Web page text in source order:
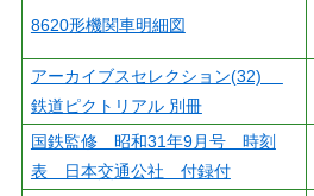
8620形機関車明細図
アーカイブスセレクション(32)
鉄道ピクトリアル 別冊
国鉄監修 昭和31年9月号 時刻
表 日本交通公社 付録付